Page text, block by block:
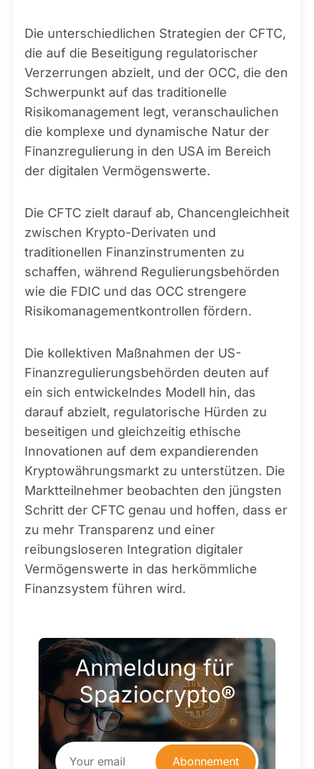
Die unterschiedlichen Strategien der CFTC,
die auf die Beseitigung regulatorischer
Verzerrungen abzielt, und der OCC, die den
Schwerpunkt auf das traditionelle
Risikomanagement legt, veranschaulichen
die komplexe und dynamische Natur der
Finanzregulierung in den USA im Bereich
der digitalen Vermögenswerte.
Die CFTC zielt darauf ab, Chancengleichheit
zwischen Krypto-Derivaten und
traditionellen Finanzinstrumenten zu
schaffen, während Regulierungsbehörden
wie die FDIC und das OCC strengere
Risikomanagementkontrollen fördern.
Die kollektiven Maßnahmen der US-
Finanzregulierungsbehörden deuten auf
ein sich entwickelndes Modell hin, das
darauf abzielt, regulatorische Hürden zu
beseitigen und gleichzeitig ethische
Innovationen auf dem expandierenden
Kryptowährungsmarkt zu unterstützen. Die
Marktteilnehmer beobachten den jüngsten
Schritt der CFTC genau und hoffen, dass er
zu mehr Transparenz und einer
reibungsloseren Integration digitaler
Vermögenswerte in das herkömmliche
Finanzsystem führen wird.
Anmeldung für
Spaziocrypto®
Abonnement